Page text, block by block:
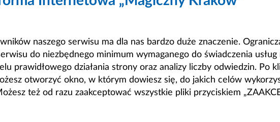
naszego serwisu ma dla nas bardzo duże znaczenie.
do niezbędnego minimum wymaganego do świadczenia
prawidłowego działania strony oraz analizy liczby odwiedzin. Po
otworzyć okno, w którym dowiesz się, do jakich celów
też od razu zaakceptować wszystkie pliki przyciskiem